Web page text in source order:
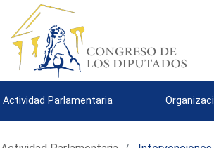
Actividad Parlamentaria